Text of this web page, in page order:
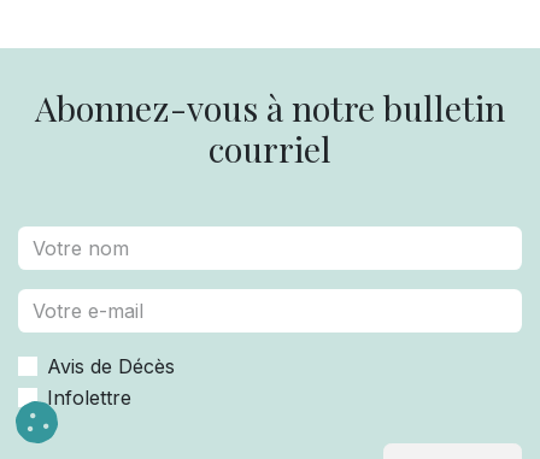
Abonnez-vous à notre bulletin
courriel
Avis de Décès
Infolettre